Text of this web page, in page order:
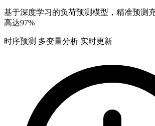
基于深度学习的负荷预测模型，精准预测
高达97%
时序预测 多变量分析 实时更新